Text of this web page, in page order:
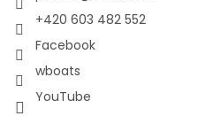
+420 603 482 552
Facebook
wboats
YouTube